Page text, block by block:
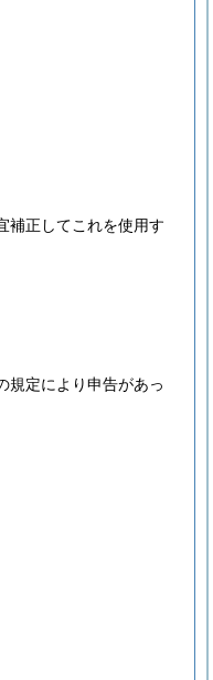
補正してこれを使用す
規定により申告があっ